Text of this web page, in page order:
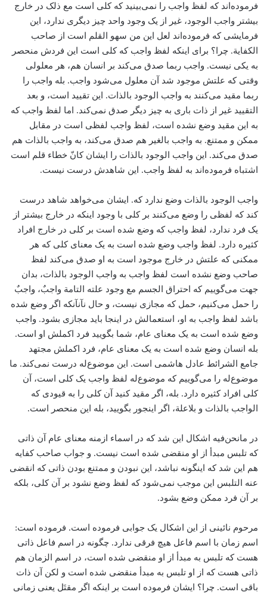
فرموده‌اند که لفظ واجب را نمی‌بینید که کلی است مع ذلک در خارج
بیشتر واجب الوجود، غیر از یک وجود واحد چیز دیگری ندارد، این
فرمایشی که فرموده‌اند لعل این من سهو القلم است از صاحب
الکفایة. چرا؟ برای اینکه لفظ واجب که کلی است این فردش منحصر
به یکی نیست. واجب ربما صدق می‌کند بر انسان هم، هر معلولی
وقتی که علتش موجود شد آن معلول می‌شود واجب. بله واجب را
ربما مقید می‌کنند به واجب الوجود بالذات. این تقیید است، و بعد
التقیید غیر از ذات باری به چیز دیگر صدق نمی‌کند. اما لفظ واجب که
به این مقید وضع نشده است، لفظ واجب لفظی است در مقابل
ممکن و ممتنع. به واجب بالغیر هم صدق می‌کند، به واجب بالذات هم
صدق می‌کند. این واجب الوجود بالذات را ایشان کانّ خطاء‌ قلم است
اشتباه فرموده‌اند به لفظ واجب. این شاهدش درست نیست.
واجب الوجود بالذات وضع ندارد که. ایشان می‌خواهد شاهد درست
کند که لفظی را وضع می‌کنند بر کلی با وجود اینکه در خارج بیشتر از
یک فرد ندارد، لفظ واجب که وضع شده است بر کلی در خارج افراد
کثیره دارد. لفظ واجب وضع شده است به یک معنای کلی که هر
ممکنی که علتش در خارج موجود است به او صدق می‌کند لفظ
صاحب وضع نشده است لفظ واجب به واجب الوجود بالذات، بدان
جهت می‌گوییم که احتراق الجسم مع وجود علته التامة واجبٌ، واجبٌ
را حمل می‌کنیم، حمل که مجازی نیست، و حال نآنآنکه اگر وضع شده
باشد لفظ واجب به او، استعمالش در اینجا باید مجازی بشود. واجب
وضع شده است به یک معنای عام، شما بگویید فرد اکملش او است.
بله انسان وضع شده است به یک معنای عام، فرد اکملش مجتهد
جامع الشرائط عادل هاشمی است. این موضوع‌له درست نمی‌کند. ما
موضوع‌له را می‌گوییم که موضوع‌له لفظ واجب یک کلی است، آن
کلی افراد کثیره دارد. بله، اگر مقید کنید آن کلی را به قیودی که
الواجب بالذات و بلاعلة، اگر اینجور بگویید، بله این منحصر است.
در مانحن‌فیه اشکال این شد که در اسماء ازمنه معنای عام آن ذاتی
که تلبس مبدأ از او منقضی شده است نیست. و جواب صاحب کفایه
هم این شد که اینگونه نباشد، این نبودن و ممتنع بودن ذاتی که انقضی
عنه التلبس این موجب نمی‌شود که لفظ وضع نشود بر آن کلی، بلکه
بر آن فرد ممکن وضع بشود.
مرحوم نائینی از این اشکال یک جوابی فرموده است. فرموده است:
اسم زمان با اسم فاعل هیچ فرقی ندارد. چگونه در اسم فاعل ذاتی
هست که تلبس به مبدأ از او منقضی شده است، در اسم الزمان هم
ذاتی هست که از او تلبس به مبدأ منقضی شده است و لکن آن ذات
باقی است. چرا؟ ایشان فرموده است بر اینکه اگر مقتَل یعنی زمانی